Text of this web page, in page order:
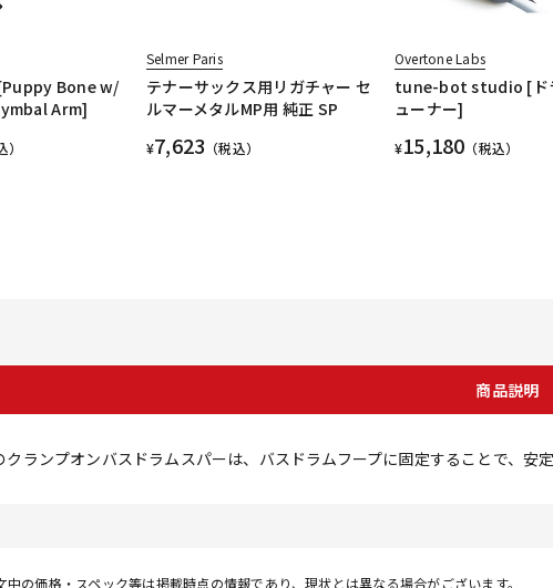
Bone w/
Arm]
）
Selmer Paris
テナーサックス用リガチャー セ
ルマーメタルMP用 純正 SP
¥7,623 （税込）
Overtone Labs
tune-bot studio [ド
ューナー]
¥15,180 （税込）
商品説明
クランプオンバスドラムスパーは、バスドラムフープに固定することで、安
の価格・スペック等は掲載時点の情報であり、現状とは異なる場合がございます。